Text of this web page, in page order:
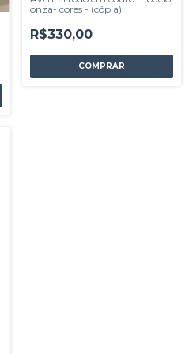
onza- cores - (cópia)
R$330,00
COMPRAR